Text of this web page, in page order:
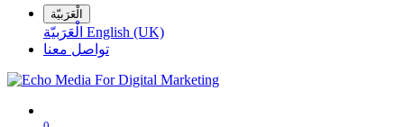
الْعَرَبيّة
الْعَرَبيّة English (UK)
تواصل معنا